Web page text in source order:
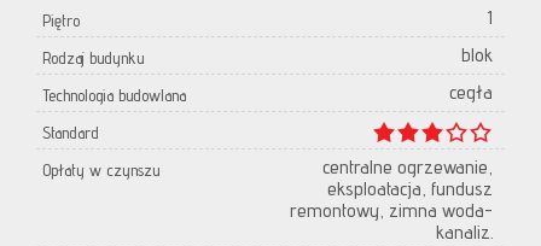
Piętro 1
Rodzaj budynku blok
Technologia budowlana cegła
Standard
Opłaty w czynszu
centralne ogrzewanie,
eksploatacja, fundusz
remontowy, zimna woda-
kanaliz.